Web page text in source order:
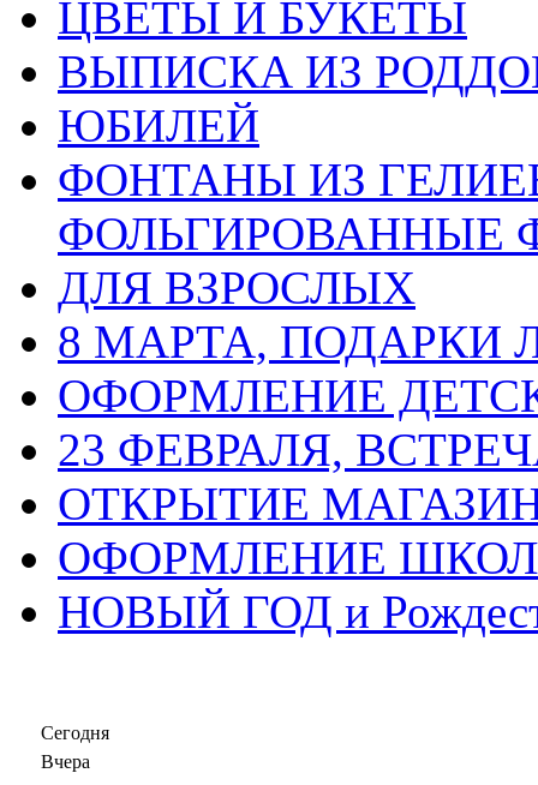
ЦВЕТЫ И БУКЕТЫ
ВЫПИСКА ИЗ
ЮБИЛЕЙ
ФОНТАНЫ ИЗ
ФОЛЬГИРОВАННЫЕ
ДЛЯ ВЗРОСЛЫХ
8 МАРТА,
ОФОРМЛЕНИЕ
23 ФЕВРАЛЯ,
ОТКРЫТИЕ
ОФОРМЛЕНИЕ
НОВЫЙ ГОД и
Сегодня
Вчера